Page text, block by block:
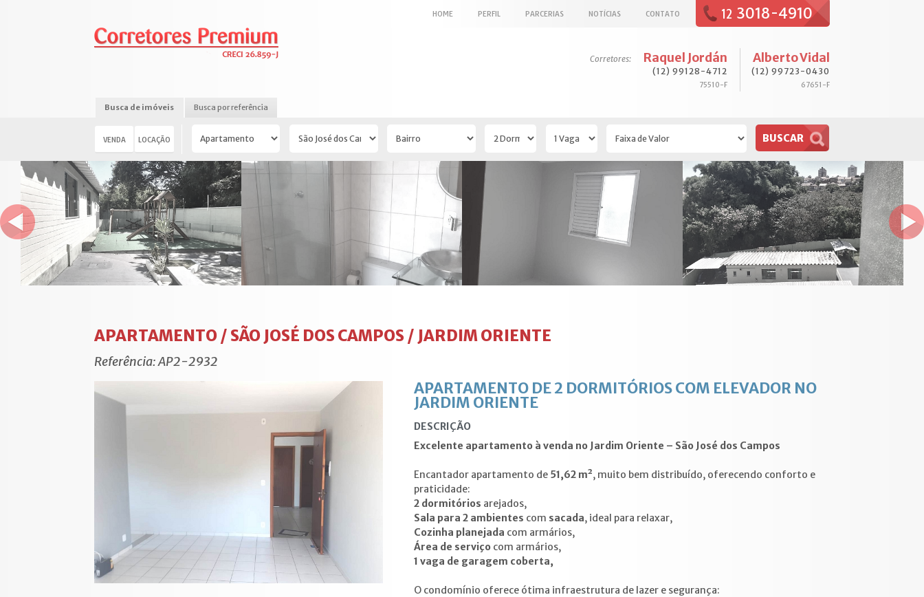
12 3018-4910
HOME PERFIL PARCERIAS NOTÍCIAS CONTATO
Corretores: Raquel Jordán
(12) 99128-4712
75510-F
Alberto Vidal
(12) 99723-0430
67651-F
Busca de imóveis Busca por referência
VENDA LOCAÇÃO
APARTAMENTO / SÃO JOSÉ DOS CAMPOS / JARDIM ORIENTE
Referência: AP2-2932
APARTAMENTO DE 2 DORMITÓRIOS COM ELEVADOR NO
JARDIM ORIENTE
DESCRIÇÃO
Excelente apartamento à venda no Jardim Oriente – São José dos Campos
Encantador apartamento de 51,62 m², muito bem distribuído, oferecendo conforto e
praticidade:
2 dormitórios arejados,
Sala para 2 ambientes com sacada, ideal para relaxar,
Cozinha planejada com armários,
Área de serviço com armários,
1 vaga de garagem coberta,
O condomínio oferece ótima infraestrutura de lazer e segurança: